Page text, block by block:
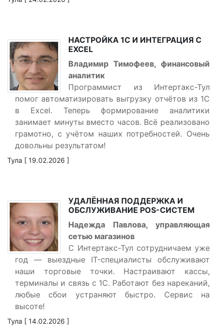
НАСТРОЙКА 1С И ИНТЕГРАЦИЯ С
EXCEL
Владимир Тимофеев, финансовый
аналитик
Программист из Интертакс-Тул
помог автоматизировать выгрузку отчётов из 1С
в Excel. Теперь формирование аналитики
занимает минуты вместо часов. Всё реализовано
грамотно, с учётом наших потребностей. Очень
довольны результатом!
Тула [ 19.02.2026 ]
УДАЛЁННАЯ ПОДДЕРЖКА И
ОБСЛУЖИВАНИЕ POS-СИСТЕМ
Надежда Павлова, управляющая
сетью магазинов
С Интертакс-Тул сотрудничаем уже
год — выездные IT-специалисты обслуживают
наши торговые точки. Настраивают кассы,
терминалы и связь с 1С. Работают без нареканий,
любые сбои устраняют быстро. Сервис на
высоте!
Тула [ 14.02.2026 ]